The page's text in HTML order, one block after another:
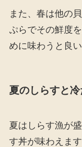
また、春は他の
ぷらでその鮮度
めに味わうと良い
夏のしらすと
夏はしらす漁が
す丼が味わえま